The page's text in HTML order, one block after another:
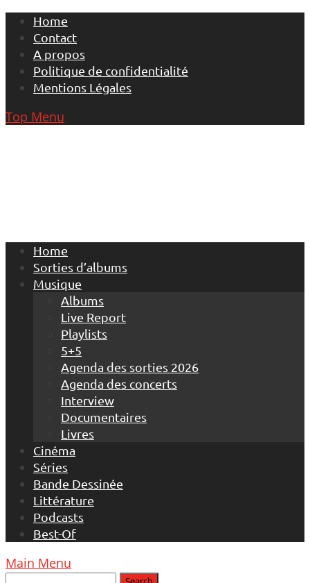
Skip
content
Home
Contact
A propos
Politique de confidentialité
Mentions Légales
Top Menu
Home
Sorties d’albums
Musique
Albums
Live Report
Playlists
5+5
Agenda des sorties 2026
Agenda des concerts
Interview
Documentaires
Livres
Cinéma
Séries
Bande Dessinée
Littérature
Podcasts
Best-Of
Main Menu